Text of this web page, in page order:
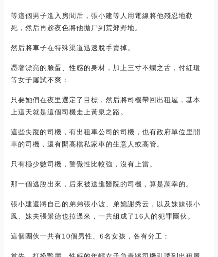
等這個男子進入房間后，張小建等人用電線將他殘忍地勒
死，然后再趁夜色將他拋尸到荒郊野地。
然后將車子在特殊渠道迅速脫手賣掉。
憑著漂亮的臉蛋、性感的身材，加上三寸不爛之舌，付紅瓊
等女子屢試不爽：
只要她們在夜里選定了目標，然后將司機帶回出租屋，基本
上這天就是這個司機走上黃泉之路。
這些失蹤的司機，有出租車公司的司機，也有政府單位里開
車的司機，還有開高檔私家車的生意人或高管。
只有極少數司機，警覺性比較強，沒有上當。
那一個逃脫出來，后來被送進醫院的司機，算是萬幸的。
張小建還將自己的弟弟張小波、弟媳謝秀云，以及妹妹張小
鳳、妹夫張景德也拉過來，一共組成了16人的犯罪團伙。
這個團伙一共有10個男性、6名女孩，各有分工：